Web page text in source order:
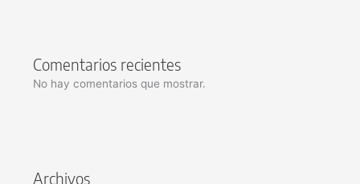
Comentarios recientes
No hay comentarios que mostrar.
Archivos